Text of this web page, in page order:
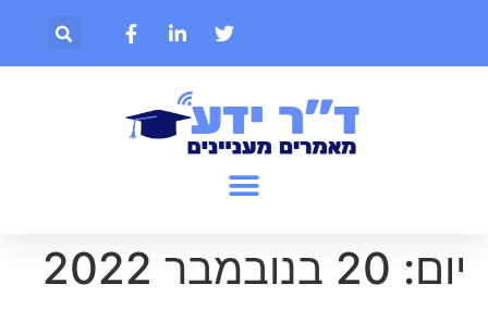
יום: 20 בנובמבר 2022